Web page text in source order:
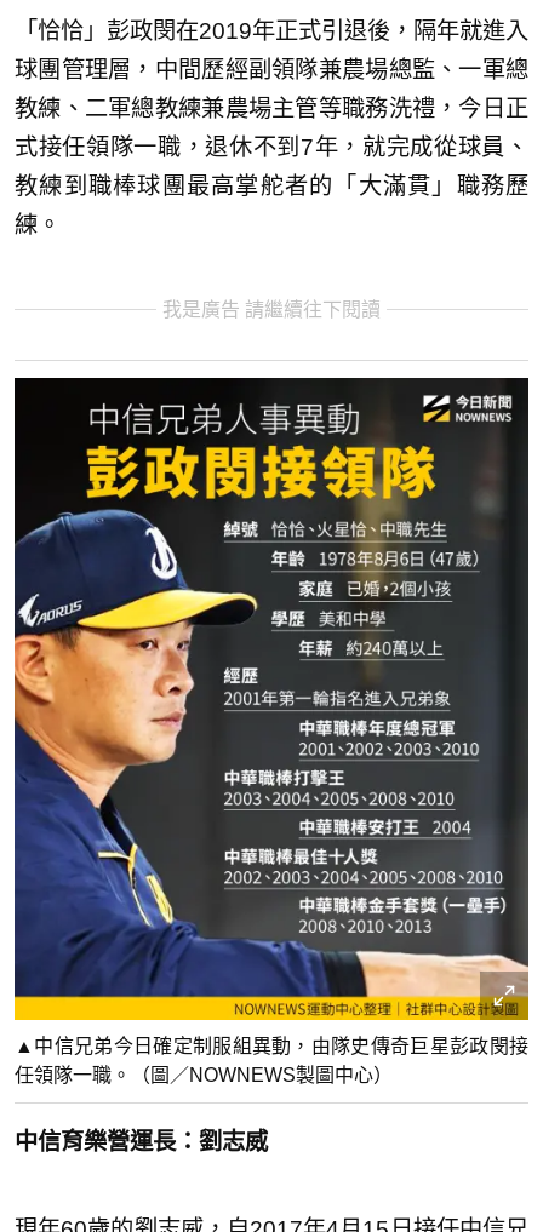
「恰恰」彭政閔在2019年正式引退後，隔年就進入
球團管理層，中間歷經副領隊兼農場總監、一軍總
教練、二軍總教練兼農場主管等職務洗禮，今日正
式接任領隊一職，退休不到7年，就完成從球員、
教練到職棒球團最高掌舵者的「大滿貫」職務歷
練。
我是廣告 請繼續往下閱讀
▲中信兄弟今日確定制服組異動，由隊史傳奇巨星彭政閔接
任領隊一職。（圖／NOWNEWS製圖中心）
中信育樂營運長：劉志威